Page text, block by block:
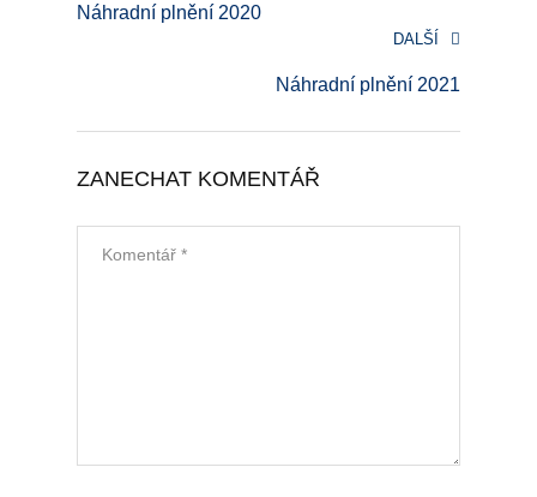
Náhradní plnění 2020
DALŠÍ
Náhradní plnění 2021
ZANECHAT KOMENTÁŘ